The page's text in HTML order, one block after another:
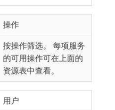
操作
按操作筛选。 每项服务
的可用操作可在上面的
资源表中查看。
用户